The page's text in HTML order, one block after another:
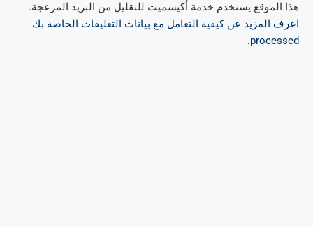
هذا الموقع يستخدم خدمة أكيسميت للتقليل من البريد المزعجة.
اعرف المزيد عن كيفية التعامل مع بيانات التعليقات الخاصة بك
processed
.